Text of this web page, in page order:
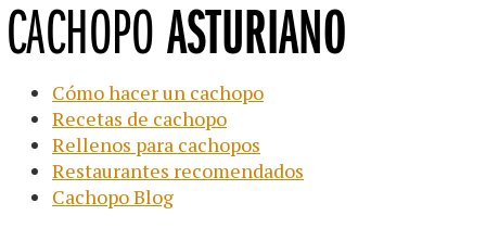
Cómo hacer un cachopo
Recetas de cachopo
Rellenos para cachopos
Restaurantes recomendados
Cachopo Blog